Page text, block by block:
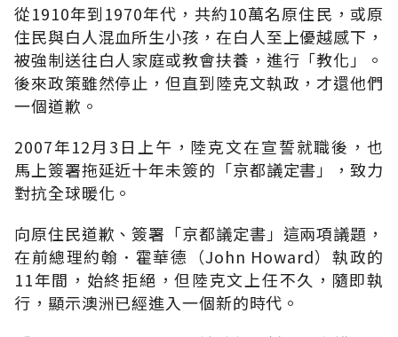
從1910年到1970年代，共約10萬名原住民，或原
住民與白人混血所生小孩，在白人至上優越感下，
被強制送往白人家庭或教會扶養，進行「教化」。
後來政策雖然停止，但直到陸克文執政，才還他們
一個道歉。
2007年12月3日上午，陸克文在宣誓就職後，也
馬上簽署拖延近十年未簽的「京都議定書」，致力
對抗全球暖化。
向原住民道歉、簽署「京都議定書」這兩項議題，
在前總理約翰．霍華德（John Howard）執政的
11年間，始終拒絕，但陸克文上任不久，隨即執
行，顯示澳洲已經進入一個新的時代。